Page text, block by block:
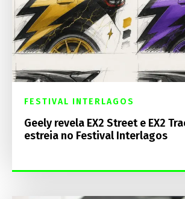
FESTIVAL INTERLAGOS
Geely revela EX2 Street e EX2
estreia no Festival Interlagos